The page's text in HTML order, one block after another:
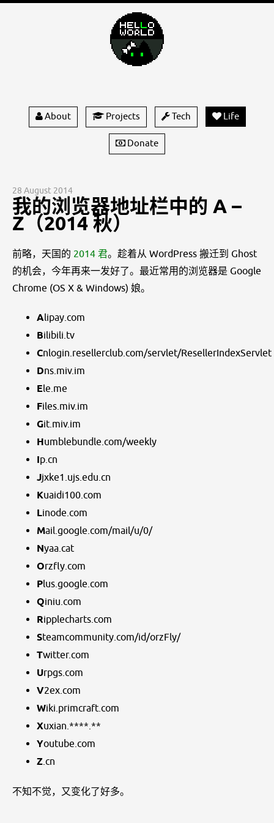
About Projects Tech Life
Donate
28 August 2014
我的浏览器地址栏中的 A –
Z（2014 秋）
前略，天国的 2014 君。趁着从 WordPress 搬迁到 Ghost
的机会，今年再来一发好了。最近常用的浏览器是 Google
Chrome (OS X & Windows) 娘。
Alipay.com
Bilibili.tv
Cnlogin.resellerclub.com/servlet/ResellerIndexServlet
Dns.miv.im
Ele.me
Files.miv.im
Git.miv.im
Humblebundle.com/weekly
Ip.cn
Jjxke1.ujs.edu.cn
Kuaidi100.com
Linode.com
Mail.google.com/mail/u/0/
Nyaa.cat
Orzfly.com
Plus.google.com
Qiniu.com
Ripplecharts.com
Steamcommunity.com/id/orzFly/
Twitter.com
Urpgs.com
V2ex.com
Wiki.primcraft.com
Xuxian.****.**
Youtube.com
Z.cn
不知不觉，又变化了好多。